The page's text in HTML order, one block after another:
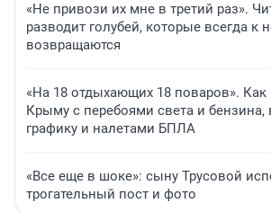
«Не привози их мне в третий раз».
разводит голубей, которые всегда к
возвращаются
«На 18 отдыхающих 18 поваров». Как
Крыму с перебоями света и бензина,
графику и налетами БПЛА
«Все еще в шоке»: сыну Трусовой
трогательный пост и фото